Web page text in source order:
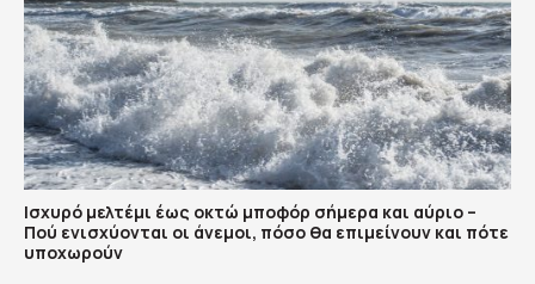
Ισχυρό μελτέμι έως οκτώ μποφόρ σήμερα και αύριο –
Πού ενισχύονται οι άνεμοι, πόσο θα επιμείνουν και πότε
υποχωρούν